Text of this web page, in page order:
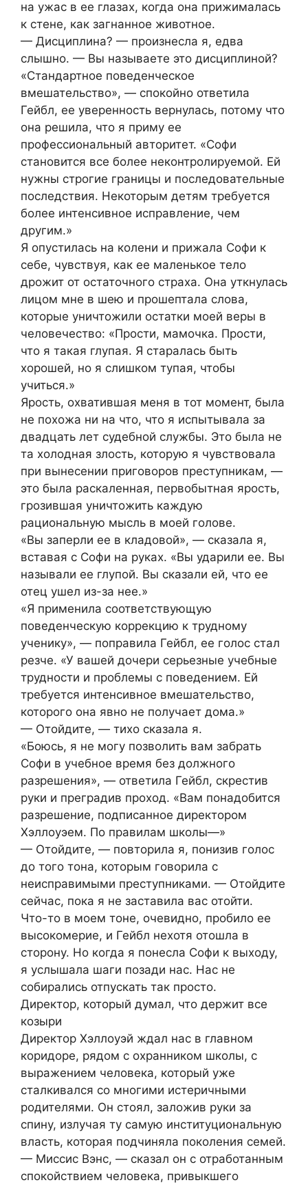
на ужас в ее глазах, когда она прижималась
к стене, как загнанное животное.
— Дисциплина? — произнесла я, едва
слышно. — Вы называете это дисциплиной?
«Стандартное поведенческое
вмешательство», — спокойно ответила
Гейбл, ее уверенность вернулась, потому что
она решила, что я приму ее
профессиональный авторитет. «Софи
становится все более неконтролируемой. Ей
нужны строгие границы и последовательные
последствия. Некоторым детям требуется
более интенсивное исправление, чем
другим.»
Я опустилась на колени и прижала Софи к
себе, чувствуя, как ее маленькое тело
дрожит от остаточного страха. Она уткнулась
лицом мне в шею и прошептала слова,
которые уничтожили остатки моей веры в
человечество: «Прости, мамочка. Прости,
что я такая глупая. Я старалась быть
хорошей, но я слишком тупая, чтобы
учиться.»
Ярость, охватившая меня в тот момент, была
не похожа ни на что, что я испытывала за
двадцать лет судебной службы. Это была не
та холодная злость, которую я чувствовала
при вынесении приговоров преступникам, —
это была раскаленная, первобытная ярость,
грозившая уничтожить каждую
рациональную мысль в моей голове.
«Вы заперли ее в кладовой», — сказала я,
вставая с Софи на руках. «Вы ударили ее. Вы
называли ее глупой. Вы сказали ей, что ее
отец ушел из-за нее.»
«Я применила соответствующую
поведенческую коррекцию к трудному
ученику», — поправила Гейбл, ее голос стал
резче. «У вашей дочери серьезные учебные
трудности и проблемы с поведением. Ей
требуется интенсивное вмешательство,
которого она явно не получает дома.»
— Отойдите, — тихо сказала я.
«Боюсь, я не могу позволить вам забрать
Софи в учебное время без должного
разрешения», — ответила Гейбл, скрестив
руки и преградив проход. «Вам понадобится
разрешение, подписанное директором
Хэллоуэем. По правилам школы—»
— Отойдите, — повторила я, понизив голос
до того тона, которым говорила с
неисправимыми преступниками. — Отойдите
сейчас, пока я не заставила вас отойти.
Что-то в моем тоне, очевидно, пробило ее
высокомерие, и Гейбл нехотя отошла в
сторону. Но когда я понесла Софи к выходу,
я услышала шаги позади нас. Нас не
собирались отпускать так просто.
Директор, который думал, что держит все
козыри
Директор Хэллоуэй ждал нас в главном
коридоре, рядом с охранником школы, с
выражением человека, который уже
сталкивался со многими истеричными
родителями. Он стоял, заложив руки за
спину, излучая ту самую институциональную
власть, которая подчиняла поколения семей.
— Миссис Вэнс, — сказал он с отработанным
спокойствием человека, привыкшего